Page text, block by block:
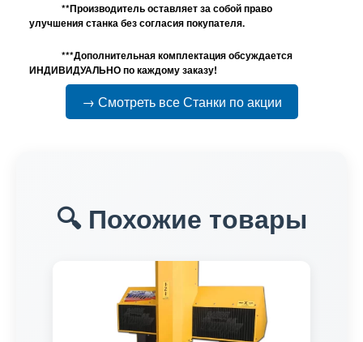
**Производитель оставляет за собой право
улучшения станка без согласия покупателя.
***Дополнительная комплектация обсуждается
ИНДИВИДУАЛЬНО по каждому заказу!
→ Смотреть все Станки по акции
🔍 Похожие товары